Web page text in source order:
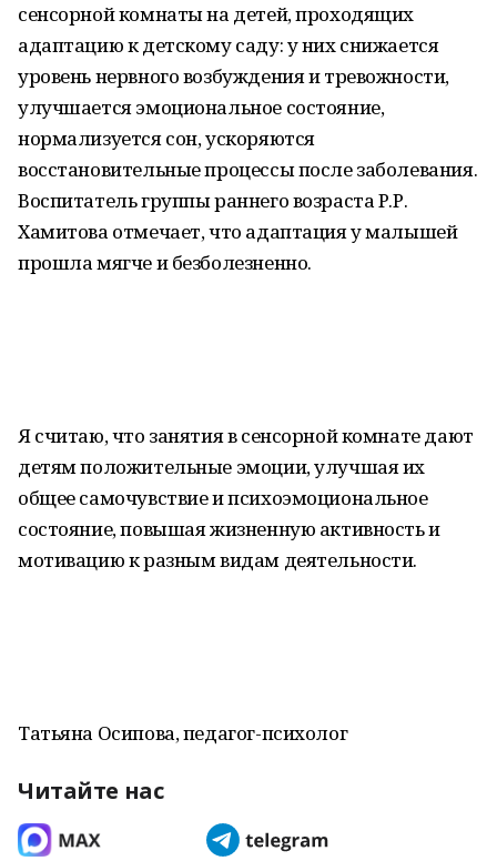
сенсорной комнаты на детей, проходящих
адаптацию к детскому саду: у них снижается
уровень нервного возбуждения и тревожности,
улучшается эмоциональное состояние,
нормализуется сон, ускоряются
восстановительные процессы после заболевания.
Воспитатель группы раннего возраста Р.Р.
Хамитова отмечает, что адаптация у малышей
прошла мягче и безболезненно.
Я считаю, что занятия в сенсорной комнате дают
детям положительные эмоции, улучшая их
общее самочувствие и психоэмоциональное
состояние, повышая жизненную активность и
мотивацию к разным видам деятельности.
Татьяна Осипова, педагог-психолог
Читайте нас